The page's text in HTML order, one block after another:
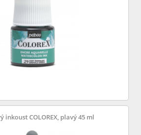
inkoust COLOREX, plavý 45 ml